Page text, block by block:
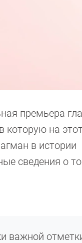
премьера
которую на
в истории
сведения о
важной